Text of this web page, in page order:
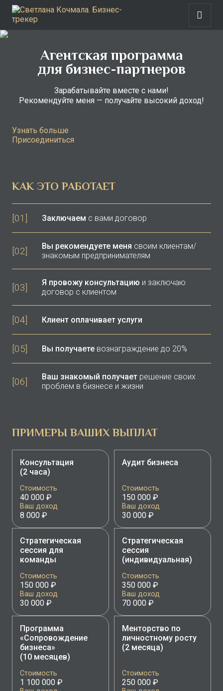
Агентская программа
для бизнес-партнеров
Зарабатывайте вместе с нами!
Рекомендуйте меня — получайте высокий доход!
Узнать больше
Присоединиться
КАК ЭТО РАБОТАЕТ
[01] Заключаем с вами договор
[02] Вы рекомендуете меня своим клиентам/
знакомым предпринимателям
[03] Я провожу консультацию и заключаю
договор с клиентом
[04] Клиент оплачивает услуги
[05] Вы получаете вознаграждение до 20%
[06] Ваш знакомый получает решение своих
проблем в бизнесе и жизни
ПРИМЕРЫ ВАШИХ ВЫПЛАТ
Консультация
(2 часа)
Стоимость
40 000 ₽
Ваш доход
8 000 ₽
Аудит бизнеса
Стоимость
150 000 ₽
Ваш доход
30 000 ₽
Стратегическая
сессия для
команды
Стоимость
150 000 ₽
Ваш доход
30 000 ₽
Стратегическая
сессия
(индивидуальная)
Стоимость
350 000 ₽
Ваш доход
70 000 ₽
Программа
«Сопровождение
бизнеса»
(10 месяцев)
Стоимость
1 100 000 ₽
Менторство по
личностному росту
(2 месяца)
Стоимость
250 000 ₽